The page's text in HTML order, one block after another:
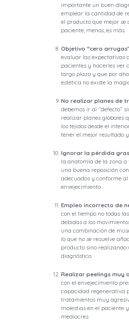
importante un buen
emplear la cantidad de
el producto que mejor se
paciente; menos, es más.
Objetivo “cero
evaluar las expectativas
pacientes y hacerles ver
largo plazo y que por
estética no existe la
No realizar planes de
debemos ir al “defecto”
realizar planes globales
los tejidos desde el
tener el mejor resultado
Ignorar la pérdida
la anatomía de la zona
una buena reposición
adecuados y conforme al
envejecimiento.
Empleo incorrecto de
con el tiempo no todas
debidas a los
una combinación de
lo que no se resuelve
producto sino realizando
diagnóstico.
Realizar peelings muy
con el envejecimiento
capacidad regenerativa
tratamientos muy
molestias en el paciente
mediocres.